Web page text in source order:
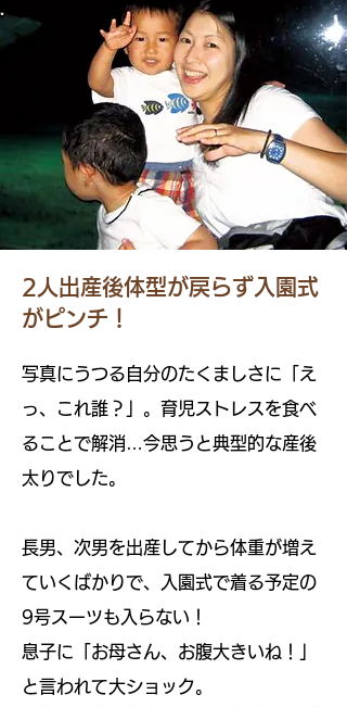
2人出産後体型が戻らず入園式
がピンチ！
写真にうつる自分のたくましさに「え
っ、これ誰？」。育児ストレスを食べ
ることで解消…今思うと典型的な産後
太りでした。
長男、次男を出産してから体重が増え
ていくばかりで、入園式で着る予定の
9号スーツも入らない！
息子に「お母さん、お腹大きいね！」
と言われて大ショック。